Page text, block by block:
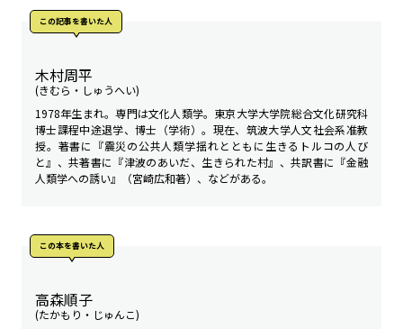
この記事を書いた人
木村周平
(きむら・しゅうへい)
1978年生まれ。専門は文化人類学。東京大学大学院総合文化研究科
博士課程中途退学、博士（学術）。現在、筑波大学人文社会系准教
授。著書に『震災の公共人類学――揺れとともに生きるトルコの人び
と』、共著書に『津波のあいだ、生きられた村』、共訳書に『金融
人類学への誘い』（宮崎広和著）、などがある。
この本を書いた人
高森順子
(たかもり・じゅんこ)